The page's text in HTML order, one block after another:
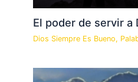
El poder de servir a
Dios Siempre Es Bueno,